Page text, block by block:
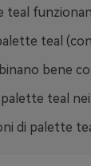
teal
teal
bene
palette teal
di palette